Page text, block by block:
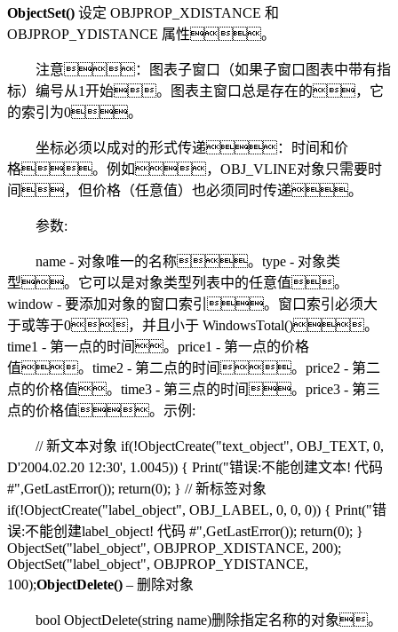
ObjectSet() 设定 OBJPROP_XDISTANCE 和
OBJPROP_YDISTANCE 属性。
注意：图表子窗口（如果子窗口图表中带有指
标）编号从1开始。图表主窗口总是存在的，它
的索引为0。
坐标必须以成对的形式传递：时间和价
格。例如，OBJ_VLINE对象只需要时
间，但价格（任意值）也必须同时传递。
参数:
name - 对象唯一的名称。type - 对象类
型。它可以是对象类型列表中的任意值。
window - 要添加对象的窗口索引。窗口索引必须大
于或等于0，并且小于 WindowsTotal()。
time1 - 第一点的时间。price1 - 第一点的价格
值。time2 - 第二点的时间。price2 - 第二
点的价格值。time3 - 第三点的时间。price3 - 第三
点的价格值。示例:
// 新文本对象 if(!ObjectCreate("text_object", OBJ_TEXT, 0,
D'2004.02.20 12:30', 1.0045)) { Print("错误:不能创建文本! 代码
#",GetLastError()); return(0); } // 新标签对象
if(!ObjectCreate("label_object", OBJ_LABEL, 0, 0, 0)) { Print("错
误:不能创建label_object! 代码 #",GetLastError()); return(0); }
ObjectSet("label_object", OBJPROP_XDISTANCE, 200);
ObjectSet("label_object", OBJPROP_YDISTANCE,
100);ObjectDelete() – 删除对象
bool ObjectDelete(string name)删除指定名称的对象。